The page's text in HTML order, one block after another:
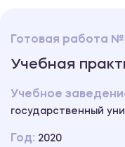
Готовая работа №
Учебная
Учебное
государственный
Год: 2020